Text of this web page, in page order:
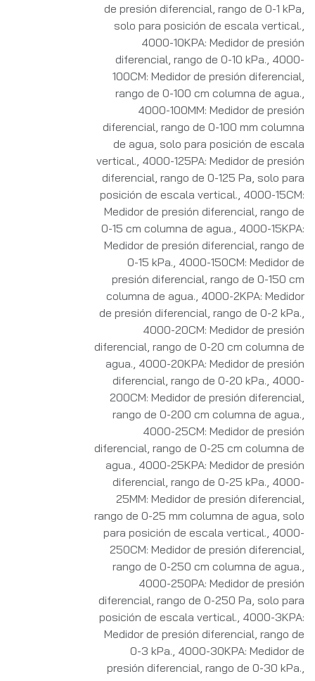
de presión diferencial, rango de 0-1 kPa,
solo para posición de escala vertical.
4000-10KPA: Medidor de presión
diferencial, rango de 0-10 kPa. 4000-
100CM: Medidor de presión diferencial,
rango de 0-100 cm columna de agua.
4000-100MM: Medidor de presión
diferencial, rango de 0-100 mm columna
de agua, solo para posición de escala
vertical. 4000-125PA: Medidor de presión
diferencial, rango de 0-125 Pa, solo para
posición de escala vertical. 4000-15CM:
Medidor de presión diferencial, rango de
0-15 cm columna de agua. 4000-15KPA:
Medidor de presión diferencial, rango de
0-15 kPa. 4000-150CM: Medidor de
presión diferencial, rango de 0-150 cm
columna de agua. 4000-2KPA: Medidor
de presión diferencial, rango de 0-2 kPa.
4000-20CM: Medidor de presión
diferencial, rango de 0-20 cm columna de
agua. 4000-20KPA: Medidor de presión
diferencial, rango de 0-20 kPa. 4000-
200CM: Medidor de presión diferencial,
rango de 0-200 cm columna de agua.
4000-25CM: Medidor de presión
diferencial, rango de 0-25 cm columna de
agua. 4000-25KPA: Medidor de presión
diferencial, rango de 0-25 kPa. 4000-
25MM: Medidor de presión diferencial,
rango de 0-25 mm columna de agua, solo
para posición de escala vertical. 4000-
250CM: Medidor de presión diferencial,
rango de 0-250 cm columna de agua.
4000-250PA: Medidor de presión
diferencial, rango de 0-250 Pa, solo para
posición de escala vertical. 4000-3KPA:
Medidor de presión diferencial, rango de
0-3 kPa. 4000-30KPA: Medidor de
presión diferencial, rango de 0-30 kPa.